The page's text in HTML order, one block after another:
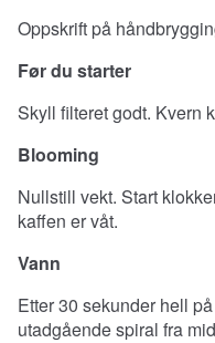
Oppskrift på
Før du starter
Skyll filteret godt. Kvern
Blooming
Nullstill vekt. Start
kaffen er våt.
Vann
Etter 30 sekunder hell
utadgående spiral fra